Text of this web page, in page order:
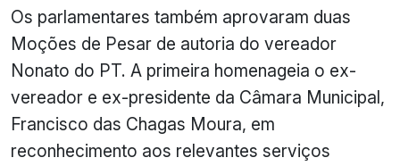
Os parlamentares também aprovaram duas
Moções de Pesar de autoria do vereador
Nonato do PT. A primeira homenageia o ex-
vereador e ex-presidente da Câmara Municipal,
Francisco das Chagas Moura, em
reconhecimento aos relevantes serviços